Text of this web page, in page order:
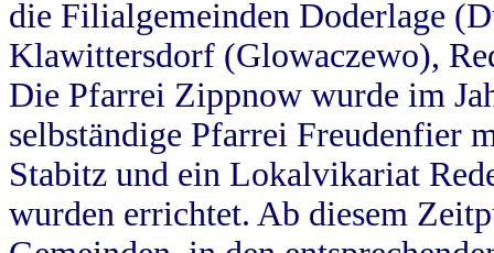
die Filialgemeinden Doderlage
Klawittersdorf (Glowaczewo),
Die Pfarrei Zippnow wurde im
selbständige Pfarrei Freudenfier
Stabitz und ein Lokalvikariat
wurden errichtet. Ab diesem